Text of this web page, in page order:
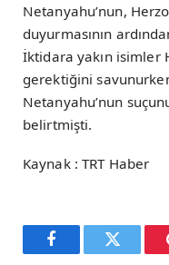
Netanyahu’nun,
duyurmasının
İktidara yakın isimler
gerektiğini
Netanyahu’nun
belirtmişti.
Kaynak : TRT Haber
FacebookTwitter